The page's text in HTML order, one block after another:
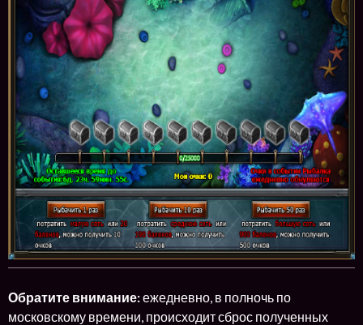
Обратите внимание:ежедневно, в полночь по
московскому времени, происходит сброс полученных